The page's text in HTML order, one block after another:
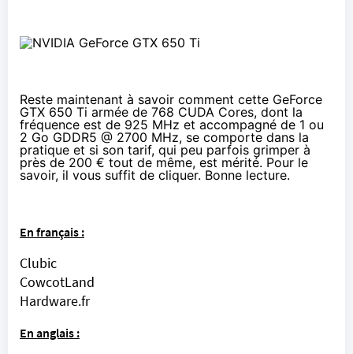
Reste maintenant à savoir comment cette GeForce
GTX 650 Ti armée de 768 CUDA Cores, dont la
fréquence est de 925 MHz et accompagné de 1 ou
2 Go GDDR5 @ 2700 MHz, se comporte dans la
pratique et si son tarif, qui peu parfois grimper à
près de 200 € tout de même, est mérité. Pour le
savoir, il vous suffit de cliquer. Bonne lecture.
En français :
Clubic
CowcotLand
Hardware.fr
En anglais :